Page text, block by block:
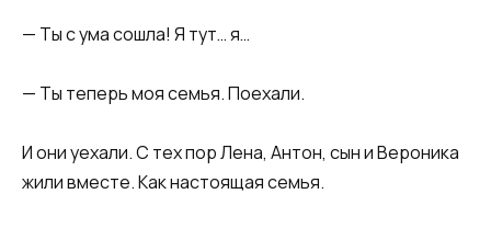
— Ты с ума сошла! Я тут… я…
— Ты теперь моя семья. Поехали.
И они уехали. С тех пор Лена, Антон, сын и Вероника
жили вместе. Как настоящая семья.